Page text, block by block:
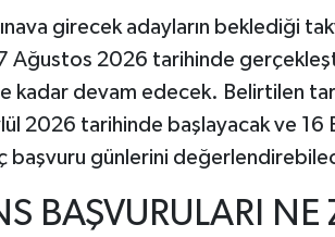
girecek adayların beklediği
Ağustos 2026 tarihinde
kadar devam edecek. Belirtilen
2026 tarihinde başlayacak ve 16
başvuru günlerini
BAŞVURULARI